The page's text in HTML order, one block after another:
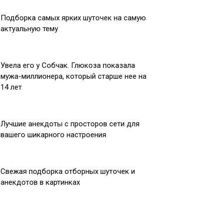
Подборка самых ярких шуточек на самую
актуальную тему
Увела его у Собчак. Глюкоза показала
мужа-миллионера, который старше нее на
14 лет
Лучшие анекдоты с просторов сети для
вашего шикарного настроения
Свежая подборка отборных шуточек и
анекдотов в картинках